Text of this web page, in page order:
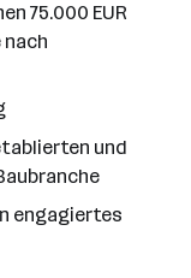
75.000 EUR
nach
und
engagiertes